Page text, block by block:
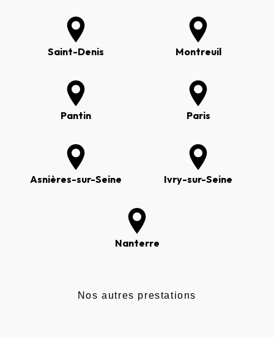
Saint-Denis Montreuil
Pantin Paris
Asnières-sur-Seine Ivry-sur-Seine
Nanterre
Nos autres prestations